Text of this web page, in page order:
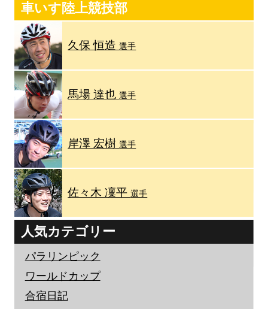
車いす陸上競技部
久保 恒造選手
馬場 達也選手
岸澤 宏樹選手
佐々木 凜平選手
人気カテゴリー
パラリンピック
ワールドカップ
合宿日記